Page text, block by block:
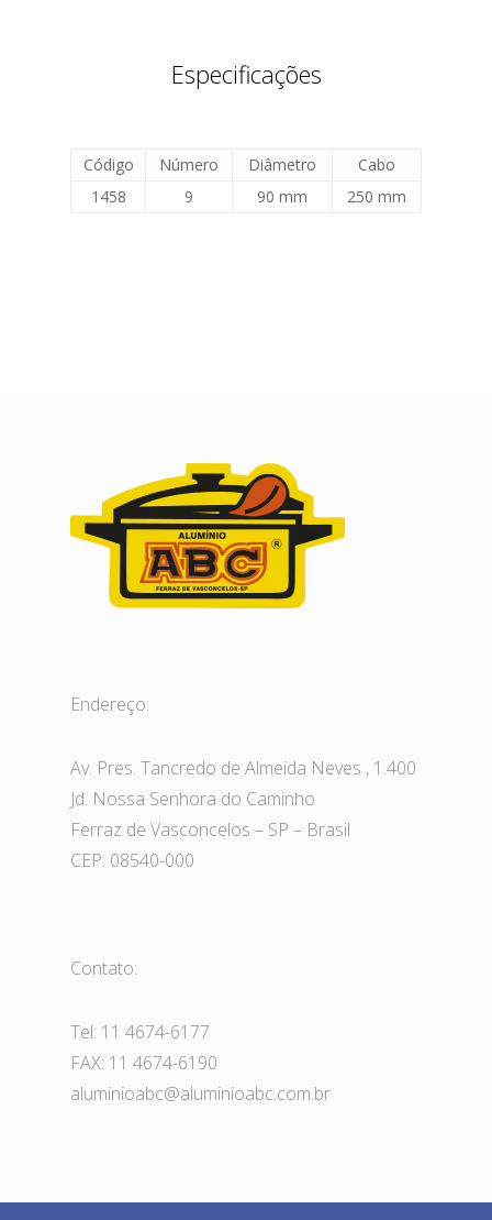
Especificações
Código Número Diâmetro
Cabo
1458
9 90 mm 250 mm
Endereço:
Av. Pres. Tancredo de Almeida Neves , 1.400
Jd. Nossa Senhora do Caminho
Ferraz de Vasconcelos – SP – Brasil
CEP: 08540-000
Contato:
Tel: 11 4674-6177
FAX: 11 4674-6190
aluminioabc@aluminioabc.com.br